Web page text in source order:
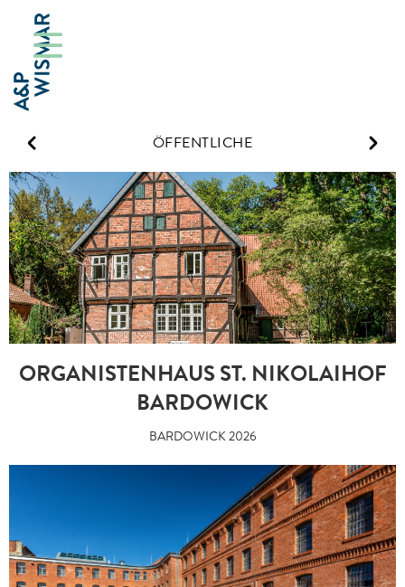
ÖFFENTLICHE
ORGANISTENHAUS ST. NIKOLAIHOF
BARDOWICK
BARDOWICK 2026